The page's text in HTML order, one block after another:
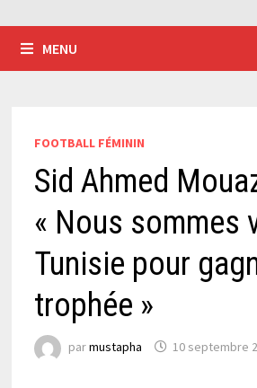
MENU
FOOTBALL FÉMININ
Sid Ahmed
« Nous sommes
Tunisie pour
trophée »
parmustapha 10 septembre